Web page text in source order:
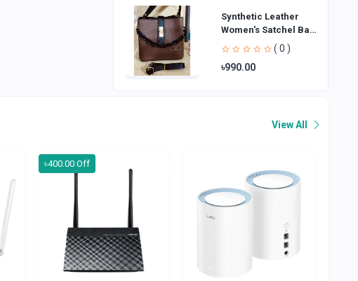
Synthetic Leather
Women's Satchel Bag
| Ladies Purse
Handbag | Handheld
Bag | Sl
( 0 )
৳990.00
View All
৳400.00 Off